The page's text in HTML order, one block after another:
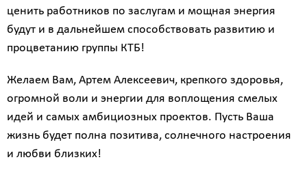
ценить работников по заслугам и мощная энергия
будут и в дальнейшем способствовать развитию и
процветанию группы КТБ!
Желаем Вам, Артем Алексеевич, крепкого здоровья,
огромной воли и энергии для воплощения смелых
идей и самых амбициозных проектов. Пусть Ваша
жизнь будет полна позитива, солнечного настроения
и любви близких!